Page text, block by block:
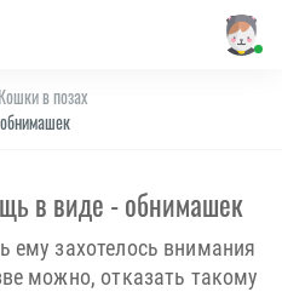
Кошки в позах
в виде - обнимашек
ему захотелось внимания
можно, отказать такому